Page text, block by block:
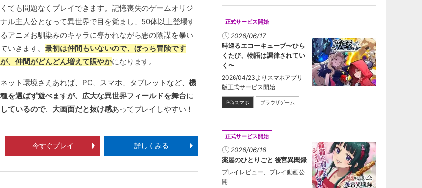
くても問題なくプレイできます。記憶喪失のゲームオリジ
ナル主人公となって異世界で目を覚まし、50体以上登場す
るアニメお馴染みのキャラに導かれながら悪の陰謀を暴い
ていきます。最初は仲間もいないので、ぼっち冒険です
が、仲間がどんどん増えて賑やかになります。
ネット環境さえあれば、PC、スマホ、タブレットなど、機
種を選ばず遊べますが、広大な異世界フィールドを舞台に
しているので、大画面だと抜け感あってプレイしやすい！
今すぐプレイ 詳しくみる
正式サービス開始
2026/06/17
時巡るエコーキューブ〜ひら
くたび、物語は調律されてい
く〜
2026/04/23よりスマホアプリ
版正式サービス開始
PC/スマホ ブラウザゲーム
正式サービス開始
2026/06/16
薬屋のひとりごと 後宮異聞録
プレイレビュー、プレイ動画公
開